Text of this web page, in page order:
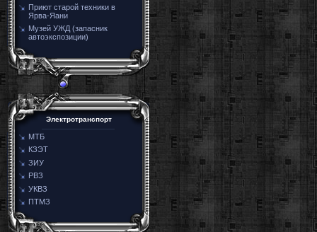
Приют старой техники в
Ярва-Яани
Музей УЖД (запасник
автоэкспозиции)
Электротранспорт
МТБ
КЗЭТ
ЗИУ
РВЗ
УКВЗ
ПТМЗ